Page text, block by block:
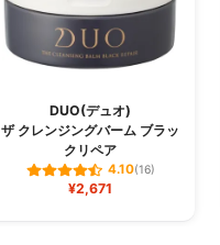
DUO(デュオ)
ザ クレンジングバーム ブラッ
クリペア
4.10(16)
¥2,671